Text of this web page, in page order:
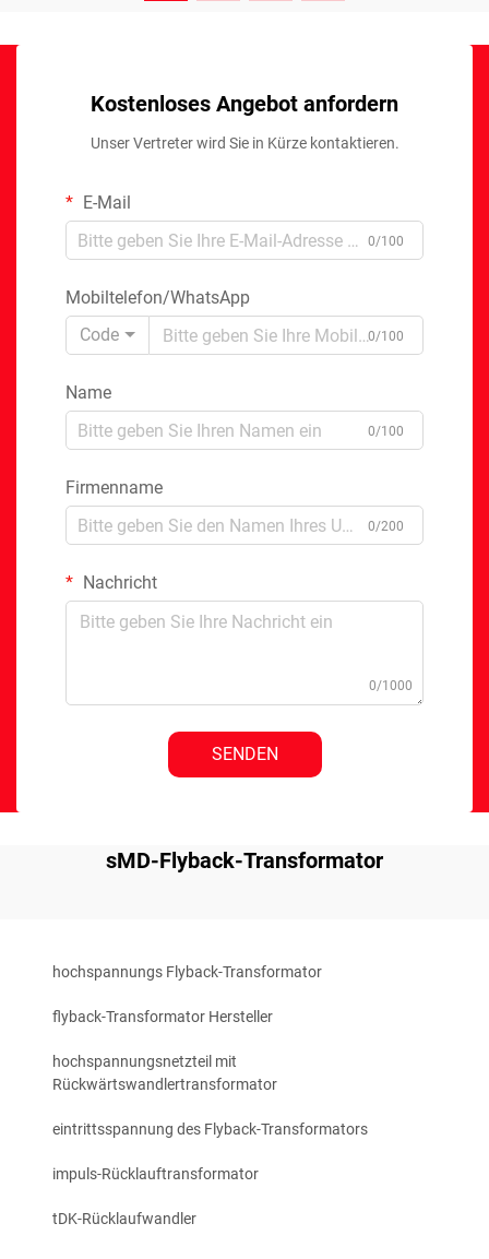
Kostenloses Angebot anfordern
Unser Vertreter wird Sie in Kürze kontaktieren.
E-Mail
0/100
Mobiltelefon/WhatsApp
Code
0/100
Name
0/100
Firmenname
0/200
Nachricht
0/1000
SENDEN
sMD-Flyback-Transformator
hochspannungs Flyback-Transformator
flyback-Transformator Hersteller
hochspannungsnetzteil mit
Rückwärtswandlertransformator
eintrittsspannung des Flyback-Transformators
impuls-Rücklauftransformator
tDK-Rücklaufwandler